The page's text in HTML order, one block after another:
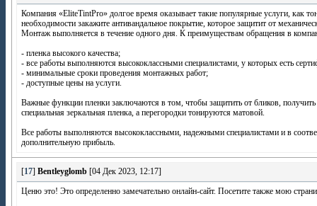
Компания «EliteTintPro» долгое время оказывает такие популярные услуги, как
необходимости закажите антивандальное покрытие, которое защитит от
Монтаж выполняется в течение одного дня. К преимуществам обращения в
- пленка высокого качества;
- все работы выполняются высококлассными специалистами, у которых есть
- минимальные сроки проведения монтажных работ;
- доступные цены на услуги.
Важные функции пленки заключаются в том, чтобы защитить от бликов,
специальная зеркальная пленка, а перегородки тонируются матовой.
Все работы выполняются высококлассными, надежными специалистами и в
дополнительную прибыль.
17 Bentleyglomb [04 Дек 2023, 12:17]
Ценю это! Это определенно замечательно онлайн-сайт. Посетите также мою